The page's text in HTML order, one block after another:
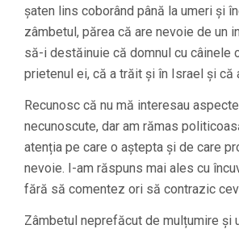
șaten lins coborând până la umeri și
zâmbetul, părea că are nevoie de un
să-i destăinuie că domnul cu câinele
prietenul ei, că a trăit și în Israel și că
Recunosc că nu mă interesau
necunoscute, dar am rămas
atenția pe care o aștepta și de care
nevoie. I-am răspuns mai ales cu
fără să comentez ori să contrazic
Zâmbetul neprefăcut de mulțumire și